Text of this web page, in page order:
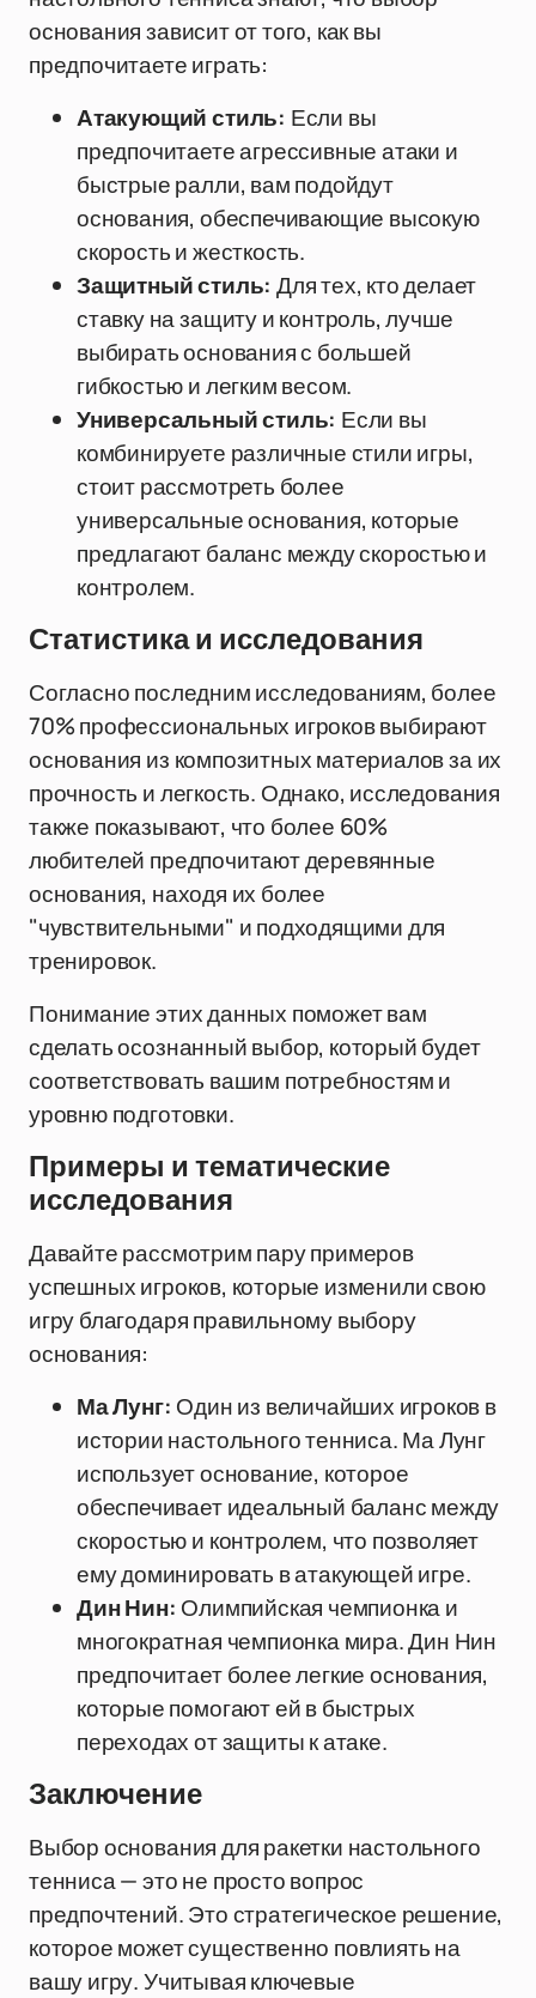
основания зависит от того, как вы
предпочитаете играть:
Атакующий стиль: Если вы
предпочитаете агрессивные атаки и
быстрые ралли, вам подойдут
основания, обеспечивающие высокую
скорость и жесткость.
Защитный стиль: Для тех, кто делает
ставку на защиту и контроль, лучше
выбирать основания с большей
гибкостью и легким весом.
Универсальный стиль: Если вы
комбинируете различные стили игры,
стоит рассмотреть более
универсальные основания, которые
предлагают баланс между скоростью и
контролем.
Статистика и исследования
Согласно последним исследованиям, более
70% профессиональных игроков выбирают
основания из композитных материалов за их
прочность и легкость. Однако, исследования
также показывают, что более 60%
любителей предпочитают деревянные
основания, находя их более
"чувствительными" и подходящими для
тренировок.
Понимание этих данных поможет вам
сделать осознанный выбор, который будет
соответствовать вашим потребностям и
уровню подготовки.
Примеры и тематические
исследования
Давайте рассмотрим пару примеров
успешных игроков, которые изменили свою
игру благодаря правильному выбору
основания:
Ма Лунг: Один из величайших игроков в
истории настольного тенниса. Ма Лунг
использует основание, которое
обеспечивает идеальный баланс между
скоростью и контролем, что позволяет
ему доминировать в атакующей игре.
Дин Нин: Олимпийская чемпионка и
многократная чемпионка мира. Дин Нин
предпочитает более легкие основания,
которые помогают ей в быстрых
переходах от защиты к атаке.
Заключение
Выбор основания для ракетки настольного
тенниса — это не просто вопрос
предпочтений. Это стратегическое решение,
которое может существенно повлиять на
вашу игру. Учитывая ключевые